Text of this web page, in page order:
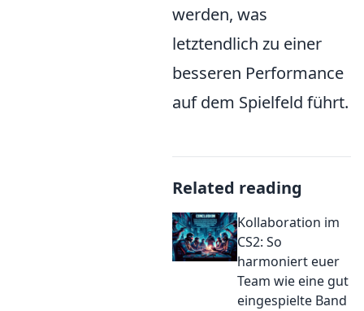
werden, was
letztendlich zu einer
besseren Performance
auf dem Spielfeld führt.
Related reading
Kollaboration im
CS2: So
harmoniert euer
Team wie eine gut
eingespielte Band